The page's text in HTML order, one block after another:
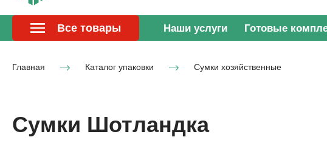
Все товары Наши услуги Готовые
Главная Каталог упаковки Сумки хозяйственные
Сумки Шотландка